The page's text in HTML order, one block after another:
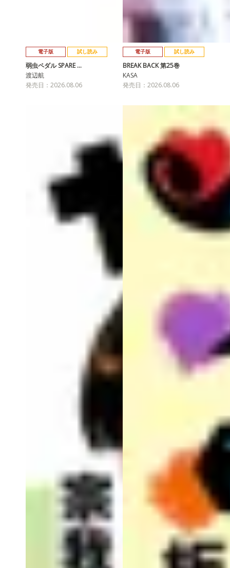
電子版 試し読み
弱虫ペダル SPARE …
渡辺航
発売日：2026.08.06
電子版 試し読み
BREAK BACK 第25巻
KASA
発売日：2026.08.06